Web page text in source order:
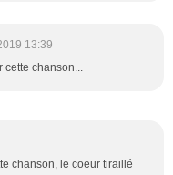
13:39
cette chanson...
chanson, le coeur tiraillé